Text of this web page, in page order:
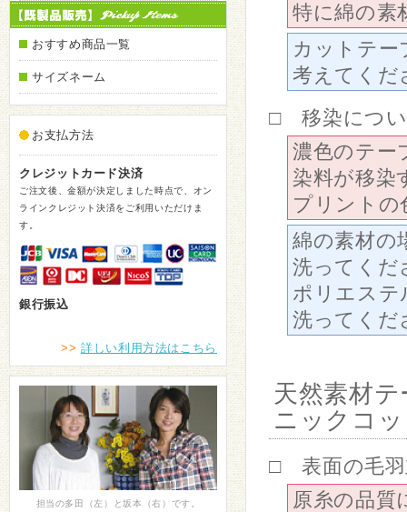
おすすめ商品一覧
サイズネーム
お支払方法
クレジットカード決済
ご注文後、金額が決定しました時点で、オン
ラインクレジット決済をご利用いただけま
す。
銀行振込
>> 詳しい利用方法はこちら
担当の多田（左）と坂本（右）です。
特に綿の素
カットテ
考えてくだ
□ 移染につ
濃色のテー
染料が移染
プリントの
綿の素材の
洗ってくだ
ポリエステ
洗ってくだ
天然素材
ニックコ
□ 表面の毛羽
原糸の品質